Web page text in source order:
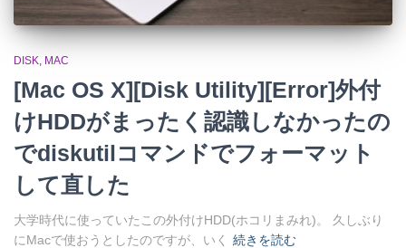
DISK MAC
[Mac OS X][Disk Utility][Error]外付
けHDDがまったく認識しなかったの
でdiskutilコマンドでフォーマット
して直した
大学時代に使っていたこの外付けHDD(ホコリまみれ)。 久しぶり
にMacで使おうとしたのですが、いく
続きを読む